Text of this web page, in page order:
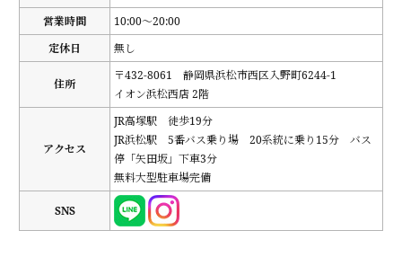
営業時間
10:00～20:00
定休日
無し
住所
〒432-8061 静岡県浜松市西区入野町6244-1
イオン浜松西店 2階
アクセス
JR高塚駅 徒歩19分
JR浜松駅 5番バス乗り場 20系統に乗り15分 バス
停「矢田坂」下車3分
無料大型駐車場完備
SNS